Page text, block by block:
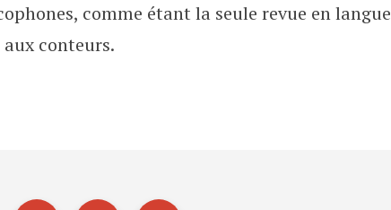
comme étant la seule revue en langue
conteurs.